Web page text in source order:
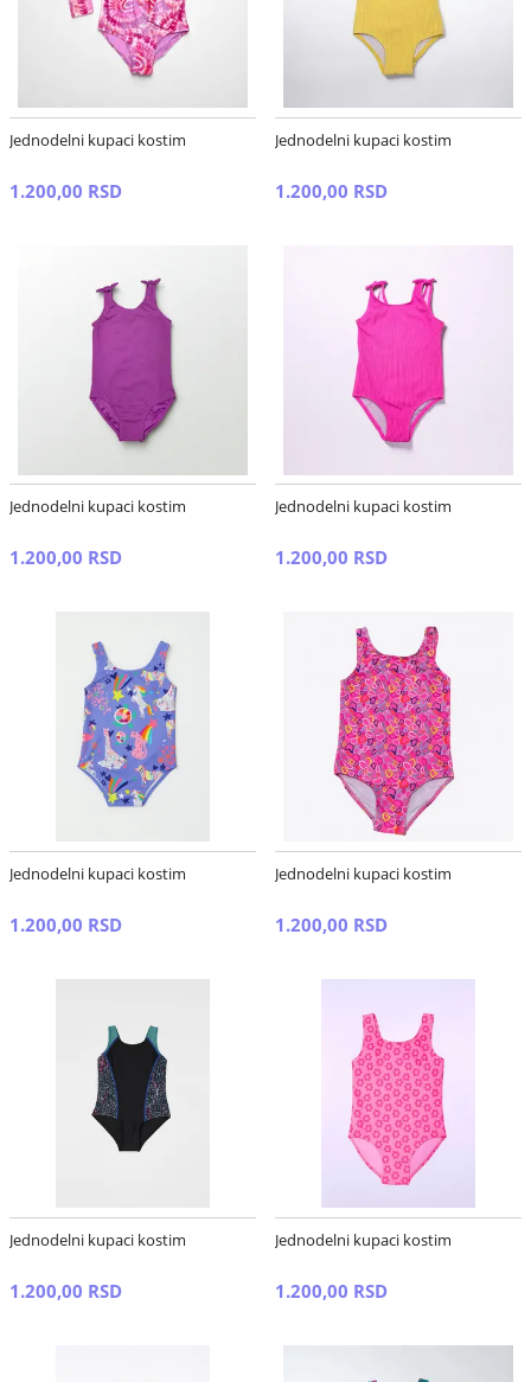
Jednodelni kupaci kostim
1.200,00 RSD
Jednodelni kupaci kostim
1.200,00 RSD
Jednodelni kupaci kostim
1.200,00 RSD
Jednodelni kupaci kostim
1.200,00 RSD
Jednodelni kupaci kostim
1.200,00 RSD
Jednodelni kupaci kostim
1.200,00 RSD
Jednodelni kupaci kostim
1.200,00 RSD
Jednodelni kupaci kostim
1.200,00 RSD